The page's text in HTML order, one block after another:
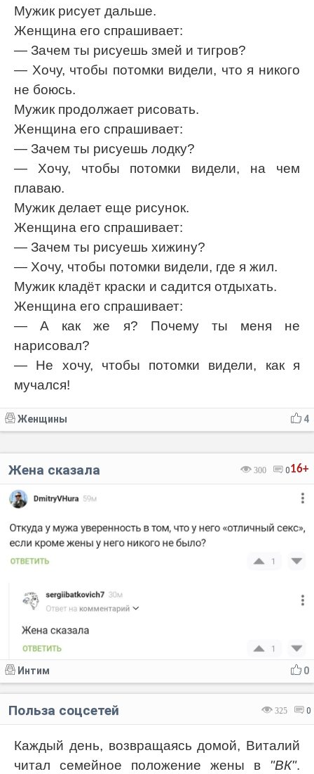
Мужик рисует дальше.
Женщина его спрашивает:
— Зачем ты рисуешь змей и тигров?
— Хочу, чтобы потомки видели, что я никого
не боюсь.
Мужик продолжает рисовать.
Женщина его спрашивает:
— Зачем ты рисуешь лодку?
— Хочу, чтобы потомки видели, на чем
плаваю.
Мужик делает еще рисунок.
Женщина его спрашивает:
— Зачем ты рисуешь хижину?
— Хочу, чтобы потомки видели, где я жил.
Мужик кладёт краски и садится отдыхать.
Женщина его спрашивает:
— А как же я? Почему ты меня не
нарисовал?
— Не хочу, чтобы потомки видели, как я
мучался!
4
Женщины
16+
300 0
Жена сказала
0
Интим
325 0
Польза соцсетей
Каждый день, возвращаясь домой, Виталий
читал семейное положение жены в "ВК".